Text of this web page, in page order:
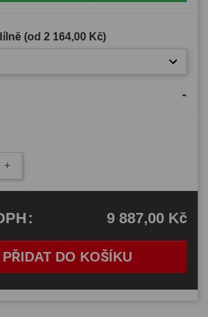
(od 2 164,00 Kč)
-
+
PŘIDAT DO KOŠÍKU
: 9 887,00 Kč